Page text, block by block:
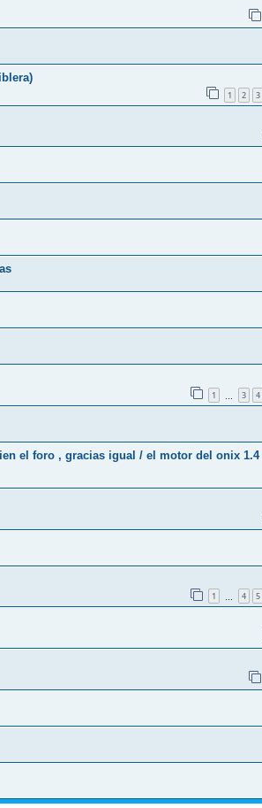
1 2 3
1 3 4
el foro , gracias igual / el motor del onix
1 4 5